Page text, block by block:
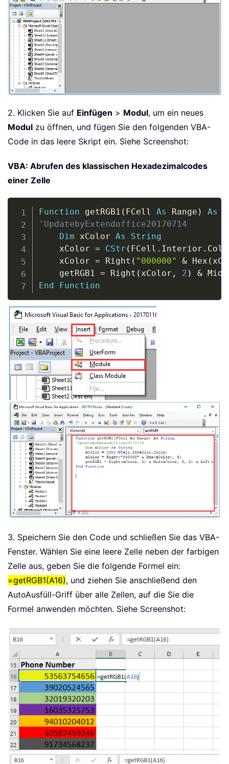
2. Klicken Sie auf Einfügen > Modul, um ein neues
Modul zu öffnen, und fügen Sie den folgenden VBA-
Code in das leere Skript ein. Siehe Screenshot:
VBA: Abrufen des klassischen Hexadezimalcodes
einer Zelle
Function getRGB1 ( FCell As Range ) As
'UpdatebyExtendoffice20170714
Dim xColor As
String
    xColor
= CStr ( FCell . Interior .
    xColor
= Right ( "000000" & Hex (
    getRGB1
= Right ( xColor , 2 ) & Mid
End
Function
Copy
3. Speichern Sie den Code und schließen Sie das VBA-
Fenster. Wählen Sie eine leere Zelle neben der farbigen
Zelle aus, geben Sie die folgende Formel ein:
=getRGB1(A16), und ziehen Sie anschließend den
AutoAusfüll-Griff über alle Zellen, auf die Sie die
Formel anwenden möchten. Siehe Screenshot: